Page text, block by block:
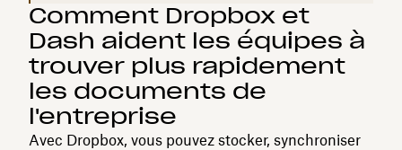
Comment Dropbox et
Dash aident les équipes à
trouver plus rapidement
les documents de
l'entreprise
Avec Dropbox, vous pouvez stocker, synchroniser